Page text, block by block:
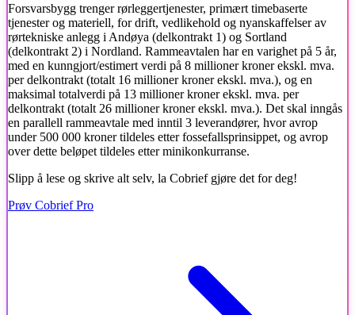
Forsvarsbygg trenger rørleggertjenester, primært timebaserte
tjenester og materiell, for drift, vedlikehold og nyanskaffelser av
rørtekniske anlegg i Andøya (delkontrakt 1) og Sortland
(delkontrakt 2) i Nordland. Rammeavtalen har en varighet på 5 år,
med en kunngjort/estimert verdi på 8 millioner kroner ekskl. mva.
per delkontrakt (totalt 16 millioner kroner ekskl. mva.), og en
maksimal totalverdi på 13 millioner kroner ekskl. mva. per
delkontrakt (totalt 26 millioner kroner ekskl. mva.). Det skal inngås
en parallell rammeavtale med inntil 3 leverandører, hvor avrop
under 500 000 kroner tildeles etter fossefallsprinsippet, og avrop
over dette beløpet tildeles etter minikonkurranse.
Slipp å lese og skrive alt selv, la Cobrief gjøre det for deg!
Prøv Cobrief Pro